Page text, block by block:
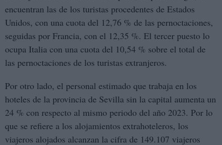
encuentran las de los turistas procedentes de Estados
Unidos, con una cuota del 12,76 % de las pernoctaciones,
seguidas por Francia, con el 12,35 %. El tercer puesto lo
ocupa Italia con una cuota del 10,54 % sobre el total de
las pernoctaciones de los turistas extranjeros.
Por otro lado, el personal estimado que trabaja en los
hoteles de la provincia de Sevilla sin la capital aumenta un
24 % con respecto al mismo periodo del año 2023. Por lo
que se refiere a los alojamientos extrahoteleros, los
viajeros alojados alcanzan la cifra de 149.107 viajeros